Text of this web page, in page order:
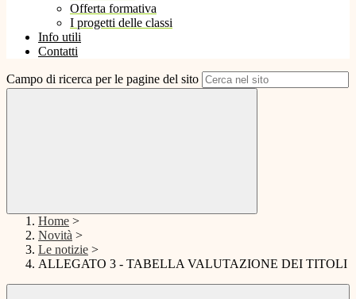
Offerta formativa
I progetti delle classi
Info utili
Contatti
Campo di ricerca per le pagine del sito
Home >
Novità >
Le notizie >
ALLEGATO 3 - TABELLA VALUTAZIONE DEI TITOLI